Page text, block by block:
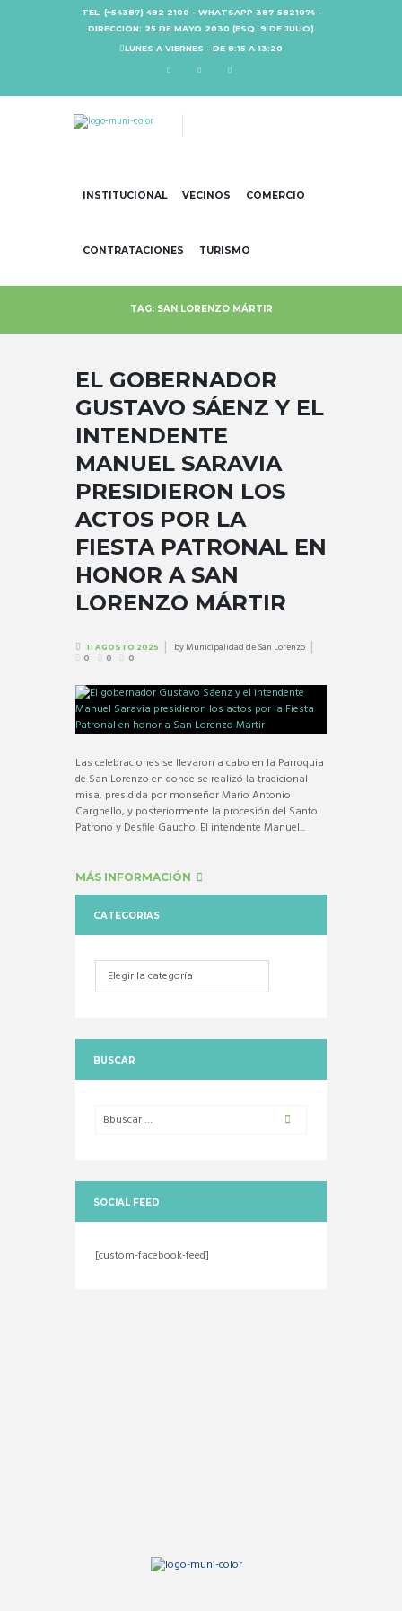
TEL: (+54387) 492 2100 - WHATSAPP 387-5821074 -
DIRECCION: 25 DE MAYO 2030 (ESQ. 9 DE JULIO)
LUNES A VIERNES - DE 8:15 A 13:20
INSTITUCIONAL VECINOS COMERCIO
CONTRATACIONES TURISMO
TAG: SAN LORENZO MÁRTIR
EL GOBERNADOR
GUSTAVO SÁENZ Y EL
INTENDENTE
MANUEL SARAVIA
PRESIDIERON LOS
ACTOS POR LA
FIESTA PATRONAL EN
HONOR A SAN
LORENZO MÁRTIR
11 AGOSTO 2025 byMunicipalidad de San Lorenzo
0 0 0
Las celebraciones se llevaron a cabo en la Parroquia
de San Lorenzo en donde se realizó la tradicional
misa, presidida por monseñor Mario Antonio
Cargnello, y posteriormente la procesión del Santo
Patrono y Desfile Gaucho. El intendente Manuel...
MÁS INFORMACIÓN
CATEGORIAS
Categorias
BUSCAR
SOCIAL FEED
[custom-facebook-feed]